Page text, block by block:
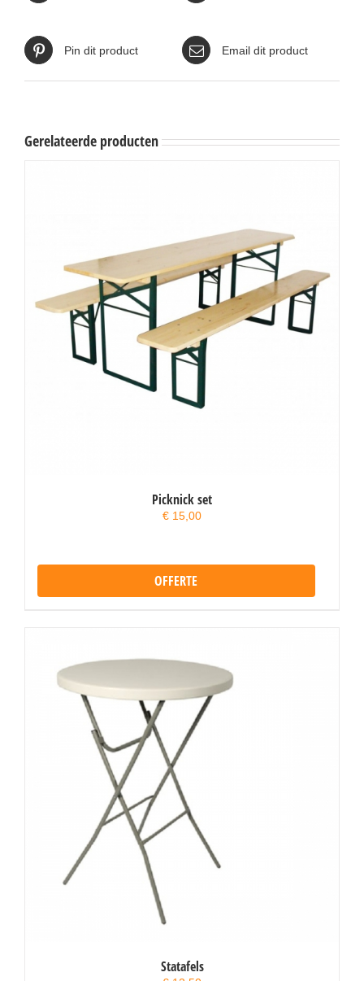
Pin dit product Email dit product
Gerelateerde producten
Picknick set
€ 15,00
OFFERTE
Statafels